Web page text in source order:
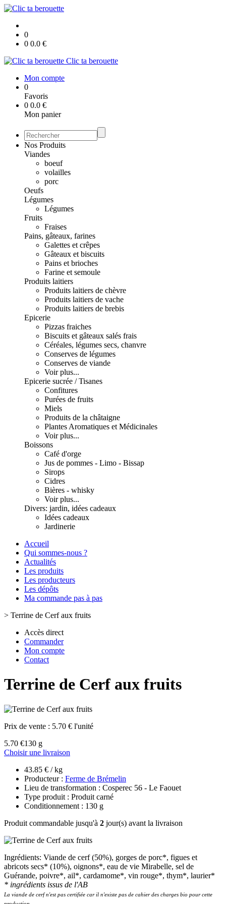
0
0 0.0 €
Clic ta berouette
Mon compte
0
Favoris
0 0.0 €
Mon panier
Nos Produits
Viandes
boeuf
volailles
porc
Oeufs
Légumes
Légumes
Fruits
Fraises
Pains, gâteaux, farines
Galettes et crêpes
Gâteaux et biscuits
Pains et brioches
Farine et semoule
Produits laitiers
Produits laitiers de chèvre
Produits laitiers de vache
Produits laitiers de brebis
Epicerie
Pizzas fraiches
Biscuits et gâteaux salés frais
Céréales, légumes secs, chanvre
Conserves de légumes
Conserves de viande
Voir plus...
Epicerie sucrée / Tisanes
Confitures
Purées de fruits
Miels
Produits de la châtaigne
Plantes Aromatiques et Médicinales
Voir plus...
Boissons
Café d'orge
Jus de pommes - Limo - Bissap
Sirops
Cidres
Bières - whisky
Voir plus...
Divers: jardin, idées cadeaux
Idées cadeaux
Jardinerie
Accueil
Qui sommes-nous ?
Actualités
Les produits
Les producteurs
Les dépôts
Ma commande pas à pas
> Terrine de Cerf aux fruits
Accès direct
Commander
Mon compte
Contact
Terrine de Cerf aux fruits
Prix de vente : 5.70 € l'unité
5.70 €130 g
Choisir une livraison
43.85 € / kg
Producteur : Ferme de Brémelin
Lieu de transformation : Cosperec 56 - Le Faouet
Type produit : Produit carné
Conditionnement : 130 g
Produit commandable jusqu'à 2 jour(s) avant la livraison
Ingrédients: Viande de cerf (50%), gorges de porc*, figues et
abricots secs* (10%), oignons*, eau de vie Mirabelle, sel de
Guérande, poivre*, ail*, cardamome*, vin rouge*, thym*, laurier*
* ingrédients issus de l'AB
La viande de cerf n'est pas certifiée car il n'existe pas de cahier des charges bio pour cette